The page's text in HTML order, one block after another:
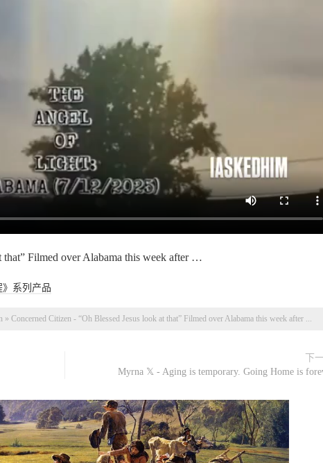
that” Filmed over Alabama this week after …
系列产品
» Concerned Citizen - “Oh Blessed Jesus look at that” Filmed over Alabama this week after ...
下
Myrna 𝕏 - Aging is temporary. Going Home is